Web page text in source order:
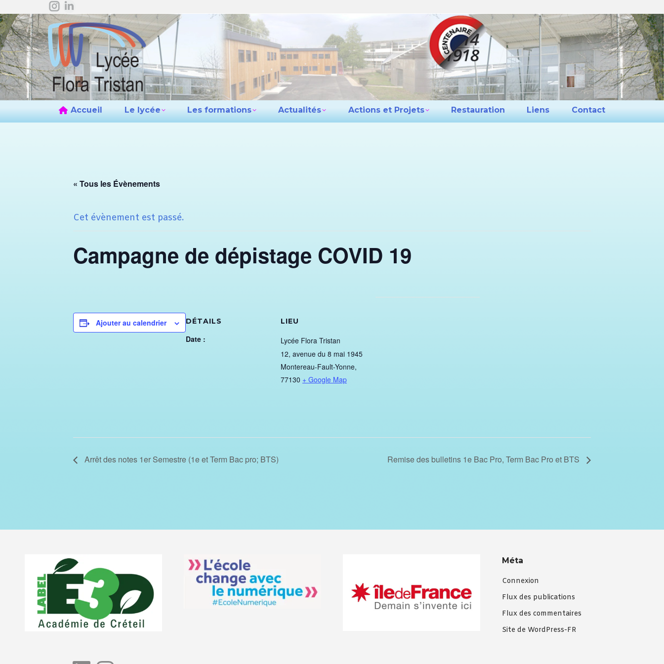
La
page
Instagram
s'ouvre
dans
une
nouvelle
fenêtre
La
page
LinkedIn
s'ouvre
dans
une
nouvelle
fenêtre
Accueil Le lycée Les formations Actualités Actions et Projets Restauration Liens Contact
« Tous les Évènements
Cet évènement est passé.
Campagne de dépistage COVID 19
Ajouter au calendrier DÉTAILS
Date :
LIEU
Lycée Flora Tristan
12, avenue du 8 mai 1945
Montereau-Fault-Yonne,
77130 + Google Map
Arrêt des notes 1er Semestre (1e et Term Bac pro; BTS) Remise des bulletins 1e Bac Pro, Term Bac Pro et BTS
Méta
Connexion
Flux des publications
Flux des commentaires
Site de WordPress-FR
Accueil Le lycée Actions et Projets Restauration Liens
Contact